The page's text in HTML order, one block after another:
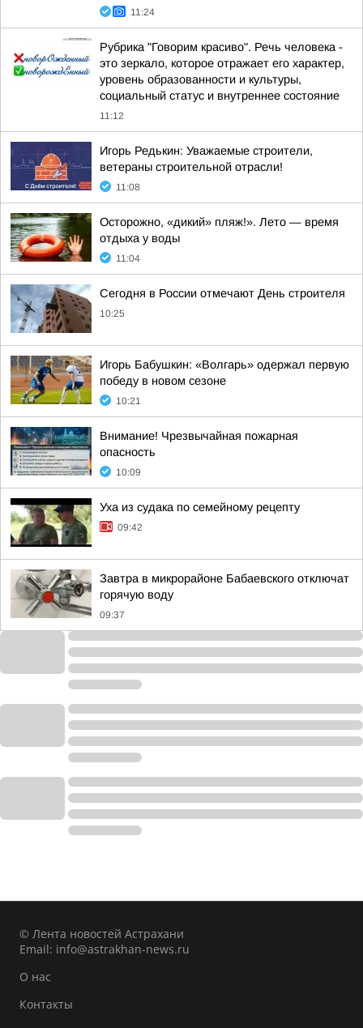
11:24
Рубрика "Говорим красиво". Речь человека -
это зеркало, которое отражает его характер,
уровень образованности и культуры,
социальный статус и внутреннее состояние
11:12
Игорь Редькин: Уважаемые строители,
ветераны строительной отрасли!
11:08
Осторожно, «дикий» пляж!». Лето — время
отдыха у воды
11:04
Сегодня в России отмечают День строителя
10:25
Игорь Бабушкин: «Волгарь» одержал первую
победу в новом сезоне
10:21
Внимание! Чрезвычайная пожарная
опасность
10:09
Уха из судака по семейному рецепту
09:42
Завтра в микрорайоне Бабаевского отключат
горячую воду
09:37
© Лента новостей Астрахани
Email: info@astrakhan-news.ru
О нас
Контакты